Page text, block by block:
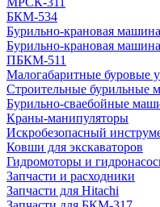
БКМ-534
Бурильно-крановая
Бурильно-крановая
ПБКМ-511
Малогабаритные буровые
Строительные бурильные
Бурильно-сваебойные
Краны-манипуляторы
Искробезопасный
Ковши для экскаваторов
Гидромоторы и
Запчасти и расходники
Запчасти для Hitachi